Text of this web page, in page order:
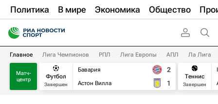
Политика В мире Экономика Общество
Главное Лига Чемпионов РПЛ Лига Европы АПЛ Ла Лига
Матч-
центр
Футбол
Завершен
Бавария
Астон Вилла
2
1
Теннис
Завершен